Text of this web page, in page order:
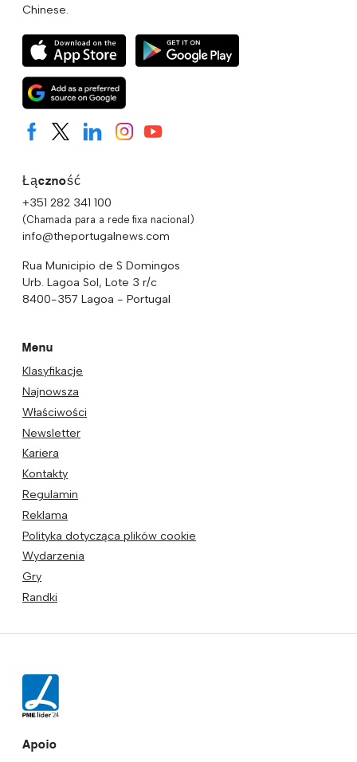
Chinese.
Łączność
+351 282 341 100
(Chamada para a rede fixa nacional)
info@theportugalnews.com
Rua Municipio de S Domingos
Urb. Lagoa Sol, Lote 3 r/c
8400-357 Lagoa - Portugal
Menu
Klasyfikacje
Najnowsza
Właściwości
Newsletter
Kariera
Kontakty
Regulamin
Reklama
Polityka dotycząca plików cookie
Wydarzenia
Gry
Randki
Apoio